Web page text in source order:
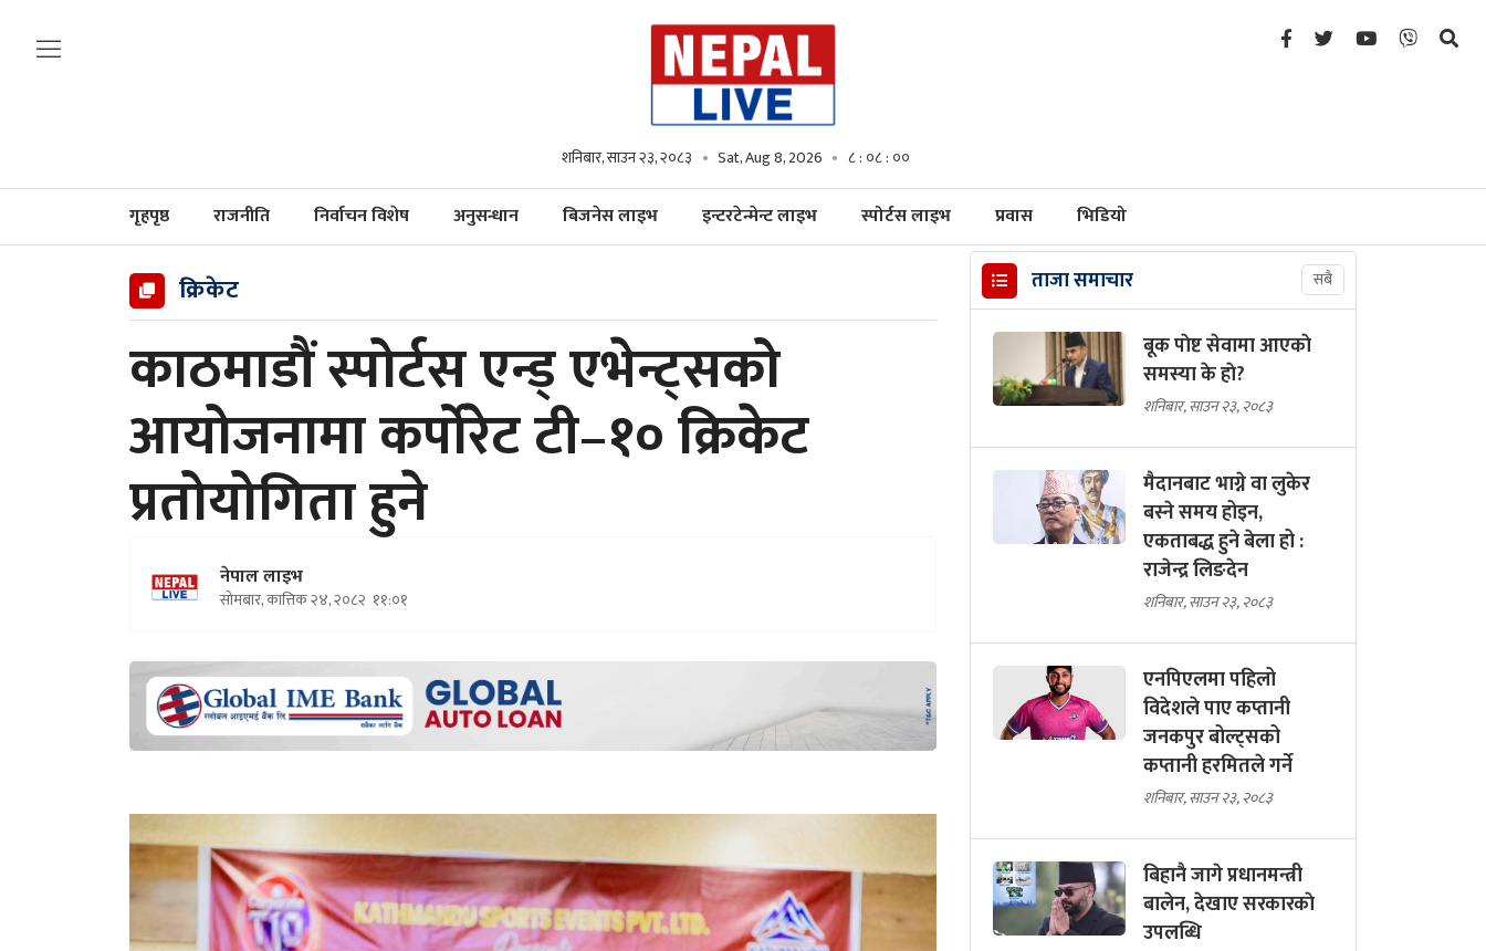
शनिबार, साउन २३, २०८३ Sat, Aug 8, 2026 ८ : ०८ : ०१
गृहपृष्ठ राजनीति निर्वाचन विशेष अनुसन्धान बिजनेस लाइभ इन्टरटेन्मेन्ट लाइभ स्पोर्टस लाइभ प्रवास भिडियो
क्रिकेट
काठमाडौं स्पोर्टस एन्ड् एभेन्ट्सको
आयोजनामा कर्पोरेट टी–१० क्रिकेट
प्रतोयोगिता हुने
नेपाल लाइभ
सोमबार, कात्तिक २४, २०८२ ११:०१
ताजा समाचार सबै
बूक पाेष्ट सेवामा आएकाे
समस्या के हाे?
शनिबार, साउन २३, २०८३
मैदानबाट भाग्ने वा लुकेर
बस्ने समय होइन,
एकताबद्ध हुने बेला हो :
राजेन्द्र लिङदेन
शनिबार, साउन २३, २०८३
एनपिएलमा पहिलो
विदेशले पाए कप्तानी
जनकपुर बोल्ट्सको
कप्तानी हरमितले गर्ने
शनिबार, साउन २३, २०८३
बिहानै जागे प्रधानमन्त्री
बालेन, देखाए सरकारकाे
उपलब्धि